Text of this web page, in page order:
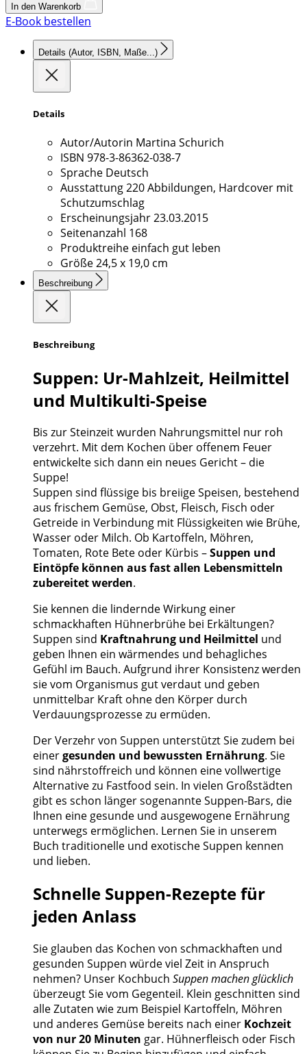
In den Warenkorb
E-Book bestellen
Details (Autor, ISBN, Maße...)
Details
Autor/Autorin Martina Schurich
ISBN 978-3-86362-038-7
Sprache Deutsch
Ausstattung220 Abbildungen, Hardcover mit
Schutzumschlag
Erscheinungsjahr23.03.2015
Seitenanzahl 168
Produktreihe einfach gut leben
Größe24,5 x 19,0 cm
Beschreibung
Beschreibung
Suppen: Ur-Mahlzeit, Heilmittel
und Multikulti-Speise
Bis zur Steinzeit wurden Nahrungsmittel nur roh
verzehrt. Mit dem Kochen über offenem Feuer
entwickelte sich dann ein neues Gericht – die
Suppe!
Suppen sind flüssige bis breiige Speisen, bestehend
aus frischem Gemüse, Obst, Fleisch, Fisch oder
Getreide in Verbindung mit Flüssigkeiten wie Brühe,
Wasser oder Milch. Ob Kartoffeln, Möhren,
Tomaten, Rote Bete oder Kürbis –Suppen und
Eintöpfe können aus fast allen Lebensmitteln
zubereitet werden.
Sie kennen die lindernde Wirkung einer
schmackhaften Hühnerbrühe bei Erkältungen?
Suppen sind Kraftnahrung und Heilmittel und
geben Ihnen ein wärmendes und behagliches
Gefühl im Bauch. Aufgrund ihrer Konsistenz werden
sie vom Organismus gut verdaut und geben
unmittelbar Kraft ohne den Körper durch
Verdauungsprozesse zu ermüden.
Der Verzehr von Suppen unterstützt Sie zudem bei
einergesunden und bewussten Ernährung. Sie
sind nährstoffreich und können eine vollwertige
Alternative zu Fastfood sein. In vielen Großstädten
gibt es schon länger sogenannte Suppen-Bars, die
Ihnen eine gesunde und ausgewogene Ernährung
unterwegs ermöglichen. Lernen Sie in unserem
Buch traditionelle und exotische Suppen kennen
und lieben.
Schnelle Suppen-Rezepte für
jeden Anlass
Sie glauben das Kochen von schmackhaften und
gesunden Suppen würde viel Zeit in Anspruch
nehmen? Unser Kochbuch Suppen machen glücklich
überzeugt Sie vom Gegenteil. Klein geschnitten sind
alle Zutaten wie zum Beispiel Kartoffeln, Möhren
und anderes Gemüse bereits nach einer Kochzeit
von nur 20 Minuten gar. Hühnerfleisch oder Fisch